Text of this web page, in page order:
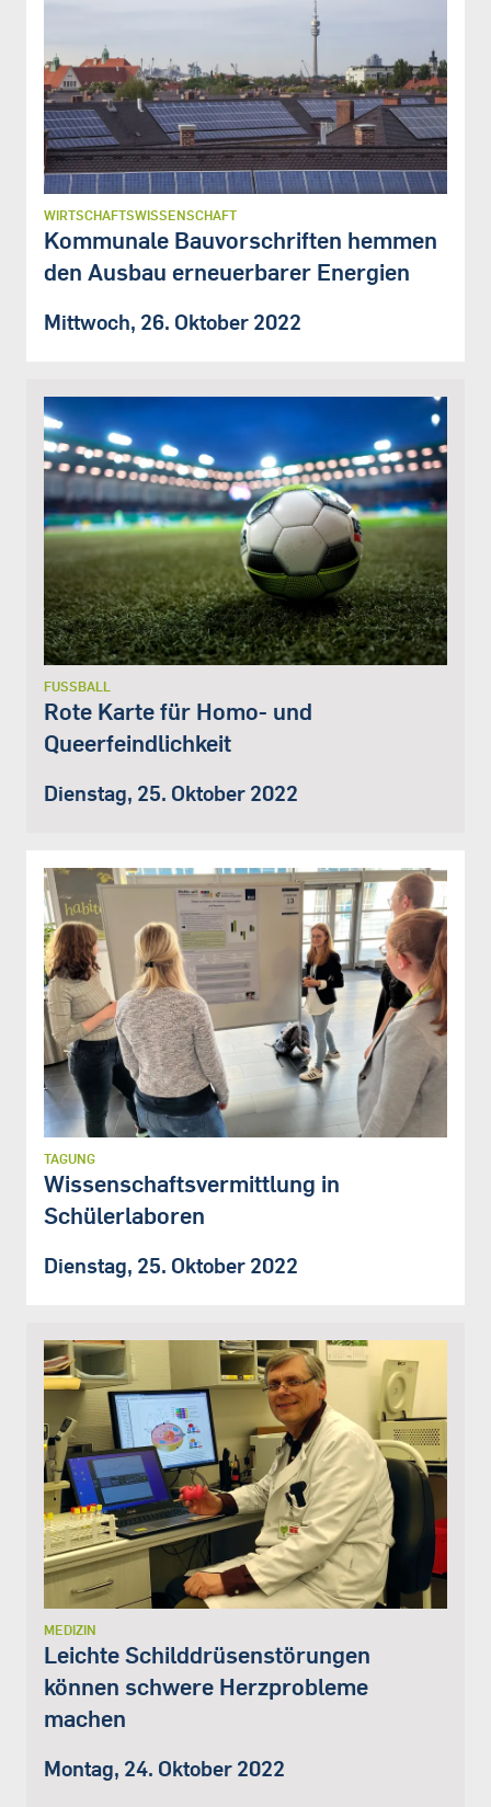
WIRTSCHAFTSWISSENSCHAFT
Kommunale Bauvorschriften hemmen
den Ausbau erneuerbarer Energien
Mittwoch, 26. Oktober 2022
FUSSBALL
Rote Karte für Homo- und
Queerfeindlichkeit
Dienstag, 25. Oktober 2022
TAGUNG
Wissenschaftsvermittlung in
Schülerlaboren
Dienstag, 25. Oktober 2022
MEDIZIN
Leichte Schilddrüsenstörungen
können schwere Herzprobleme
machen
Montag, 24. Oktober 2022